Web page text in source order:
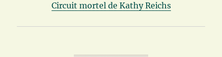
Circuit mortel de Kathy Reichs